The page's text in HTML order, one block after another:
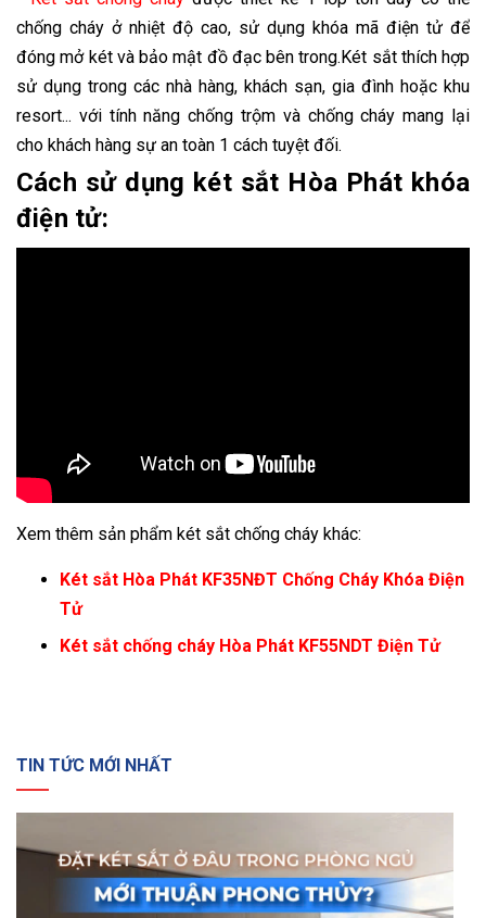
chống cháy ở nhiệt độ cao, sử dụng khóa mã điện tử để
đóng mở két và bảo mật đồ đạc bên trong.Két sắt thích hợp
sử dụng trong các nhà hàng, khách sạn, gia đình hoặc khu
resort... với tính năng chống trộm và chống cháy mang lại
cho khách hàng sự an toàn 1 cách tuyệt đối.
Cách sử dụng két sắt Hòa Phát khóa
điện tử:
Xem thêm sản phẩm két sắt chống cháy khác:
Két sắt Hòa Phát KF35NĐT Chống Cháy Khóa Điện
Tử
Két sắt chống cháy Hòa Phát KF55NDT Điện Tử
TIN TỨC MỚI NHẤT